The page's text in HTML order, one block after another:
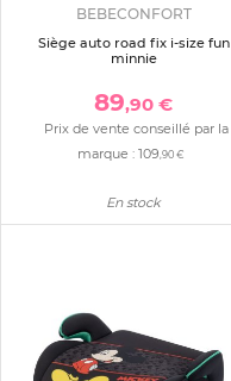
BEBECONFORT
Siège auto road fix i-size fun
minnie
89,90 €
Prix de vente conseillé par la
marque :109,90 €
En stock